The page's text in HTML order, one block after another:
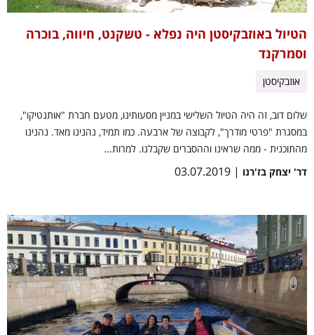
הטיול באוזבקיסטן היה נפלא - טשקנט, חיווה, בוכרה
וסמרקנד
אוזבקיסטן
שלום דוב, זה היה הטיול השלישי במניין מסעותינו, מטעם חברת "אותנטיקו",
במסגרת "פרטי מודרך", לקבוצה של ארבעה. כמו תמיד, נהנינו מאד. נהנינו
מהתוכנית - ממה שראינו וההסברים שקבלנו. למרות...
דר' יצחק בז'רנו | 03.07.2019